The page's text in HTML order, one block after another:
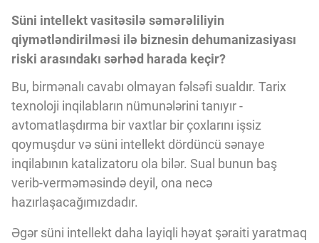
Süni intellekt vasitəsilə səmərəliliyin
qiymətləndirilməsi ilə biznesin dehumanizasiyası
riski arasındakı sərhəd harada keçir?
Bu, birmənalı cavabı olmayan fəlsəfi sualdır. Tarix
texnoloji inqilabların nümunələrini tanıyır -
avtomatlaşdırma bir vaxtlar bir çoxlarını işsiz
qoymuşdur və süni intellekt dördüncü sənaye
inqilabının katalizatoru ola bilər. Sual bunun baş
verib-verməməsində deyil, ona necə
hazırlaşacağımızdadır.
Əgər süni intellekt daha layiqli həyat şəraiti yaratmaq